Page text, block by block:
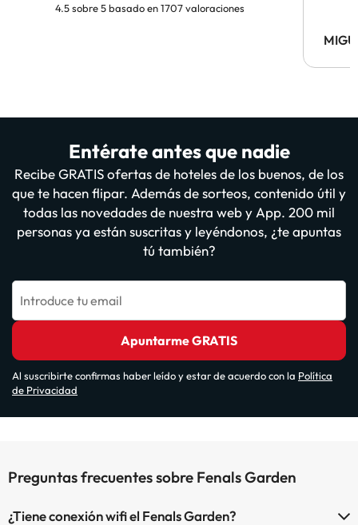
4.5 sobre 5 basado en 1707 valoraciones
Entérate antes que nadie
Recibe GRATIS ofertas de hoteles de los buenos, de los
que te hacen flipar. Además de sorteos, contenido útil y
todas las novedades de nuestra web y App. 200 mil
personas ya están suscritas y leyéndonos, ¿te apuntas
tú también?
Introduce tu email
Apuntarme GRATIS
Al suscribirte confirmas haber leído y estar de acuerdo con la Política
de Privacidad
Preguntas frecuentes sobre Fenals Garden
¿Tiene conexión wifi el Fenals Garden?